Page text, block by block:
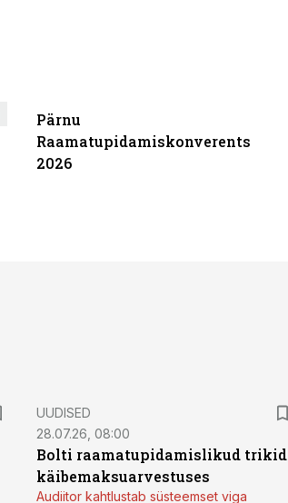
Pärnu
Raamatupidamiskonverents
2026
UUDISED
28.07.26, 08:00
Bolti raamatupidamislikud trikid
käibemaksuarvestuses
Audiitor kahtlustab süsteemset viga